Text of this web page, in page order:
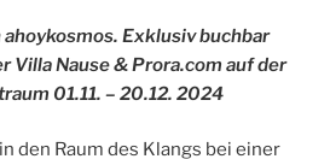
Exklusiv buchbar
Villa Nause & Prora.com auf der
01.11. – 20.12. 2024
den Raum des Klangs bei einer